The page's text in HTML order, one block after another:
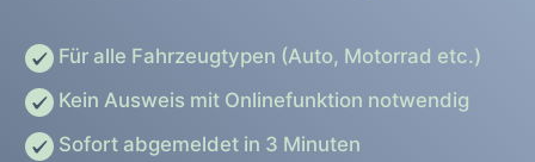
Für alle Fahrzeugtypen (Auto, Motorrad etc.)
Kein Ausweis mit Onlinefunktion notwendig
Sofort abgemeldet in 3 Minuten